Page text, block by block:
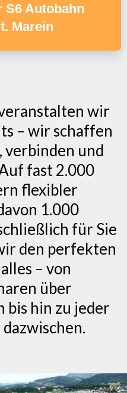
S6 Autobahn
Marein
wir
– wir schaffen
verbinden und
fast 2.000
flexibler
1.000
für Sie
den perfekten
– von
über
bis hin zu jeder